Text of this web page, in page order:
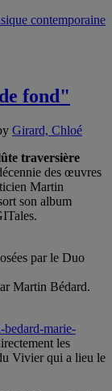
contemporaine
fond"
Girard, Chloé
traversière
des œuvres
Martin
son album
par le Duo
Martin Bédard.
marie-
les
Vivier qui a lieu le